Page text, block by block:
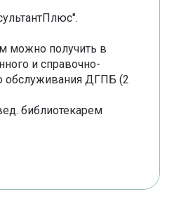
можно получить в
и справочно-
обслуживания ДГПБ (2
библиотекарем